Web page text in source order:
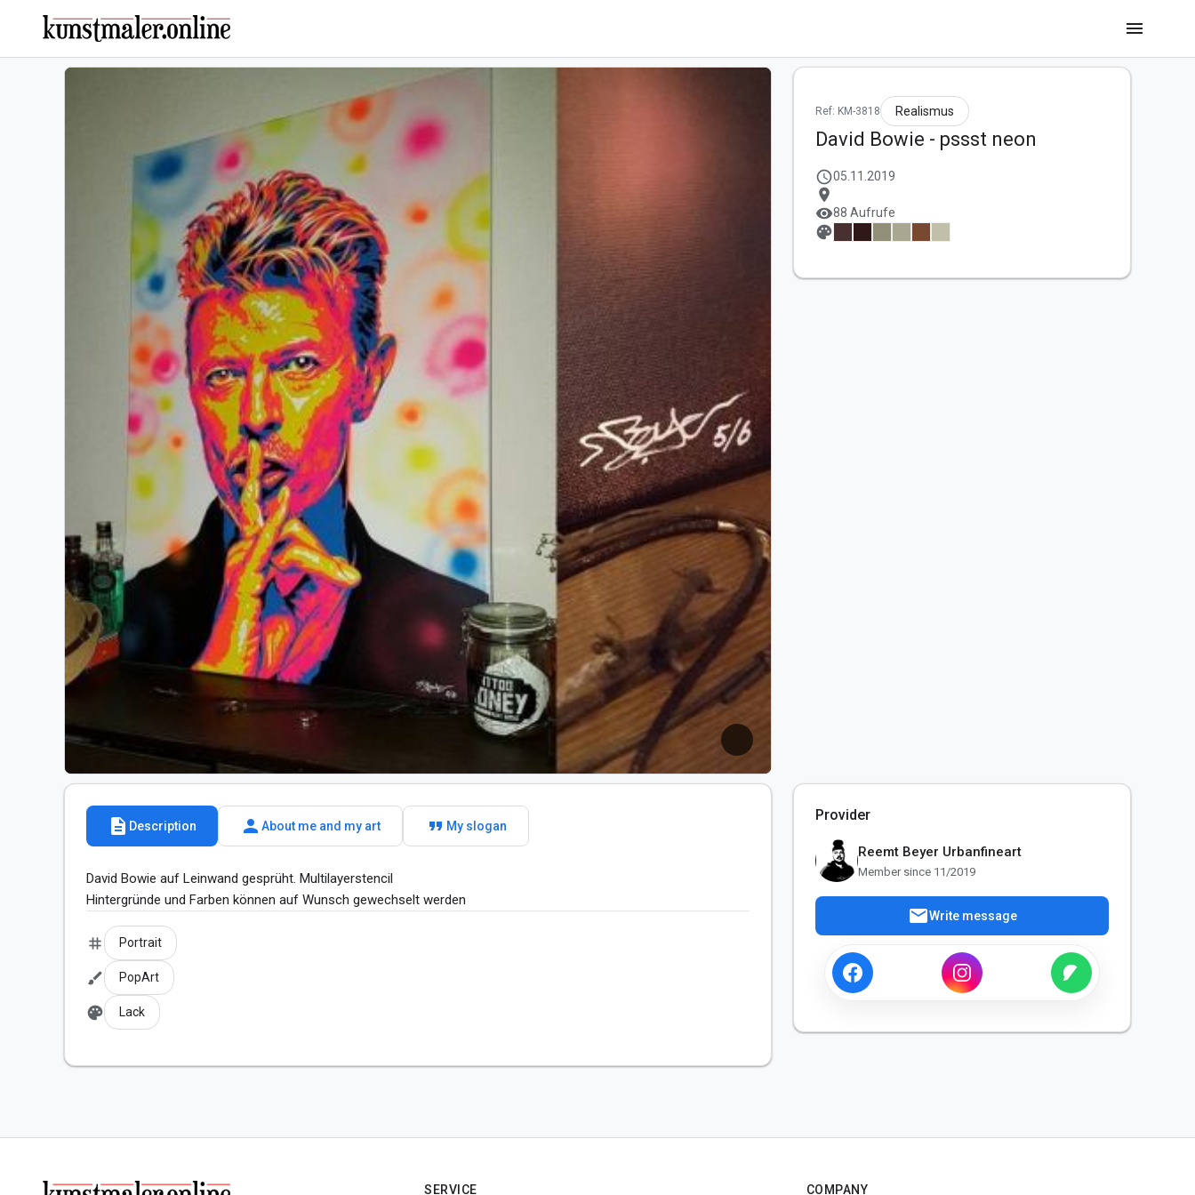
menu
Ref: KM-3818 Realismus
David Bowie - pssst neon
schedule05.11.2019
location_on
visibility88 Aufrufe
palette
description Description person About me and my art format_quote My slogan
David Bowie auf Leinwand gesprüht. Multilayerstencil
Hintergründe und Farben können auf Wunsch gewechselt werden
tag Portrait
brush PopArt
palette Lack
Provider
Reemt Beyer Urbanfineart
Member since 11/2019
mailWrite message
SERVICE COMPANY